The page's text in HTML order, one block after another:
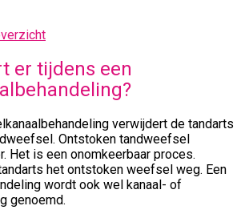
er tijdens een
verwijdert de tandarts
Ontstoken tandweefsel
Het is een onomkeerbaar proces.
het ontstoken weefsel weg. Een
wordt ook wel kanaal- of
genoemd.